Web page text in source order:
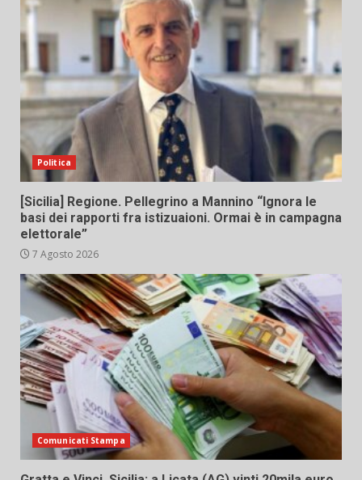
Politica
[Sicilia] Regione. Pellegrino a Mannino “Ignora le
basi dei rapporti fra istizuaioni. Ormai è in campagna
elettorale”
7 Agosto 2026
Comunicati Stampa